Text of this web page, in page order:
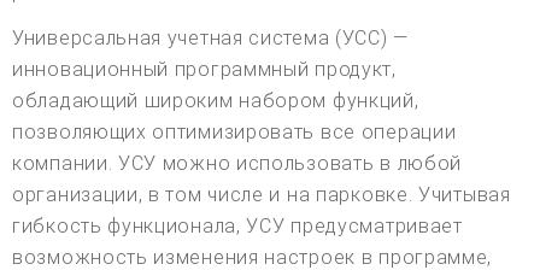
Универсальная учетная система (УСС) —
инновационный программный продукт,
обладающий широким набором функций,
позволяющих оптимизировать все операции
компании. УСУ можно использовать в любой
организации, в том числе и на парковке. Учитывая
гибкость функционала, УСУ предусматривает
возможность изменения настроек в программе,